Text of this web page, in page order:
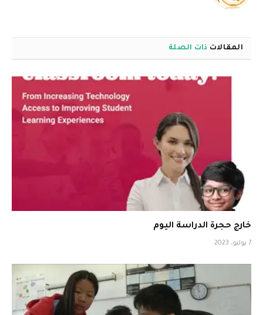
المقالات ذات الصلة
خارج حجرة الدراسة اليوم
7 يوليو، 2023